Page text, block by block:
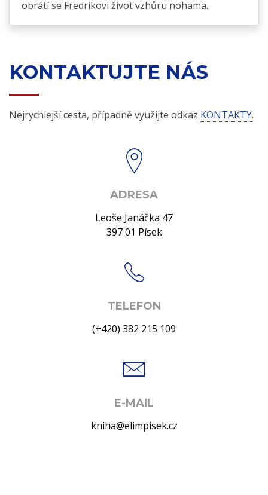
obrátí se Fredrikovi život vzhůru nohama.
KONTAKTUJTE NÁS
Nejrychlejší cesta, případně využijte odkaz KONTAKTY.
ADRESA
Leoše Janáčka 47
397 01 Písek
TELEFON
(+420) 382 215 109
E-MAIL
kniha@elimpisek.cz